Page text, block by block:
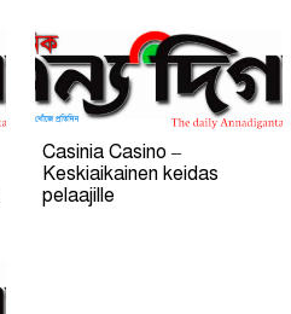
Casinia Casino –
Keskiaikainen keidas
pelaajille